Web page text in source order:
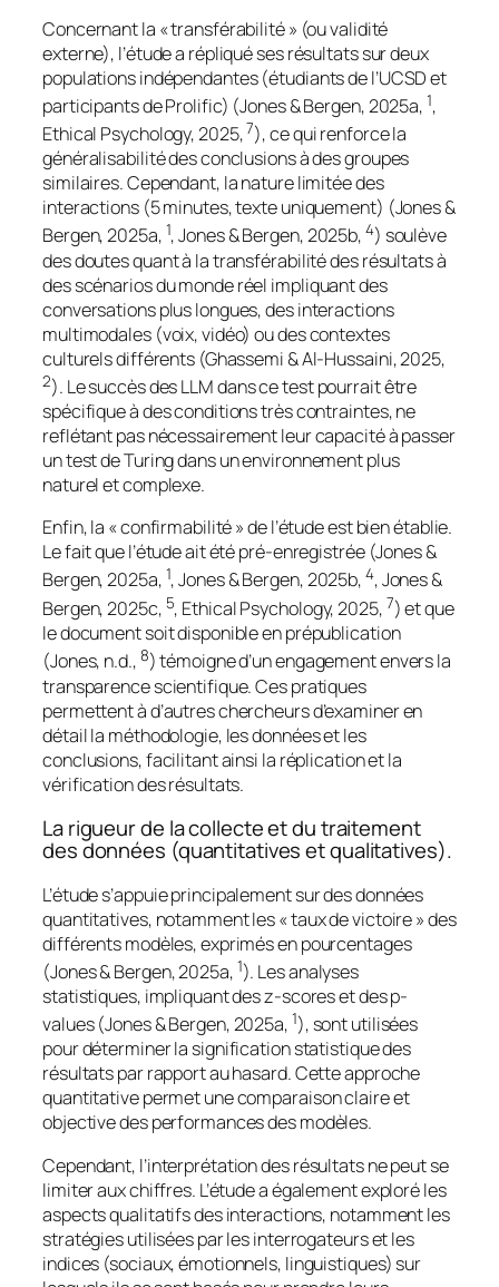
Concernant la « transférabilité » (ou validité
externe), l’étude a répliqué ses résultats sur deux
populations indépendantes (étudiants de l’UCSD et
participants de Prolific) (Jones & Bergen, 2025a, 1,
Ethical Psychology, 2025,7), ce qui renforce la
généralisabilité des conclusions à des groupes
similaires. Cependant, la nature limitée des
interactions (5 minutes, texte uniquement) (Jones &
Bergen, 2025a, 1, Jones & Bergen, 2025b, 4) soulève
des doutes quant à la transférabilité des résultats à
des scénarios du monde réel impliquant des
conversations plus longues, des interactions
multimodales (voix, vidéo) ou des contextes
culturels différents (Ghassemi & Al-Hussaini, 2025,
2). Le succès des LLM dans ce test pourrait être
spécifique à des conditions très contraintes, ne
reflétant pas nécessairement leur capacité à passer
un test de Turing dans un environnement plus
naturel et complexe.
Enfin, la « confirmabilité » de l’étude est bien établie.
Le fait que l’étude ait été pré-enregistrée (Jones &
Bergen, 2025a, 1, Jones & Bergen, 2025b, 4, Jones &
Bergen, 2025c, 5, Ethical Psychology, 2025, 7) et que
le document soit disponible en prépublication
(Jones, n.d., 8) témoigne d’un engagement envers la
transparence scientifique. Ces pratiques
permettent à d’autres chercheurs d’examiner en
détail la méthodologie, les données et les
conclusions, facilitant ainsi la réplication et la
vérification des résultats.
La rigueur de la collecte et du traitement
des données (quantitatives et qualitatives).
L’étude s’appuie principalement sur des données
quantitatives, notamment les « taux de victoire » des
différents modèles, exprimés en pourcentages
(Jones & Bergen, 2025a, 1). Les analyses
statistiques, impliquant des z-scores et des p-
values (Jones & Bergen, 2025a, 1), sont utilisées
pour déterminer la signification statistique des
résultats par rapport au hasard. Cette approche
quantitative permet une comparaison claire et
objective des performances des modèles.
Cependant, l’interprétation des résultats ne peut se
limiter aux chiffres. L’étude a également exploré les
aspects qualitatifs des interactions, notamment les
stratégies utilisées par les interrogateurs et les
indices (sociaux, émotionnels, linguistiques) sur